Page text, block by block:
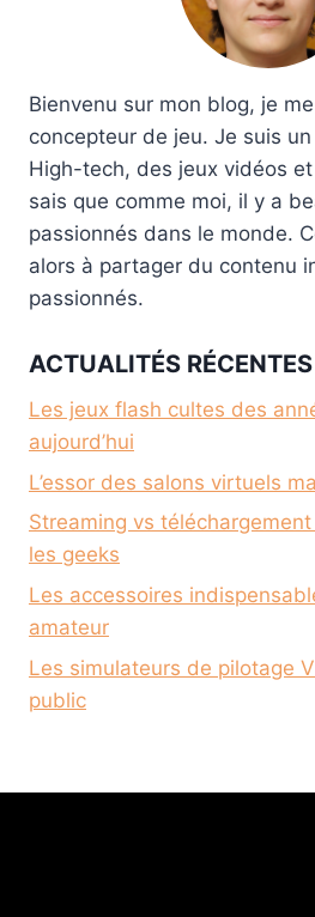
Bienvenu sur mon blog, je
concepteur de jeu. Je suis
High-tech, des jeux vidéos
sais que comme moi, il y a
passionnés dans le monde.
alors à partager du contenu
passionnés.
ACTUALITÉS RÉCENTES
Les jeux flash cultes des
aujourd’hui
L’essor des salons virtuels
Streaming vs
les geeks
Les accessoires
amateur
Les simulateurs de pilotage
public